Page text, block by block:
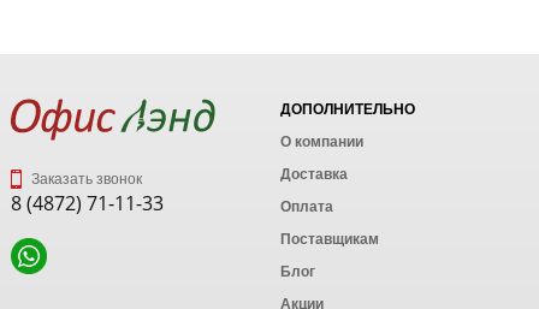
Заказать звонок
8 (4872) 71-11-33
ДОПОЛНИТЕЛЬНО
О компании
Доставка
Оплата
Поставщикам
Блог
Акции